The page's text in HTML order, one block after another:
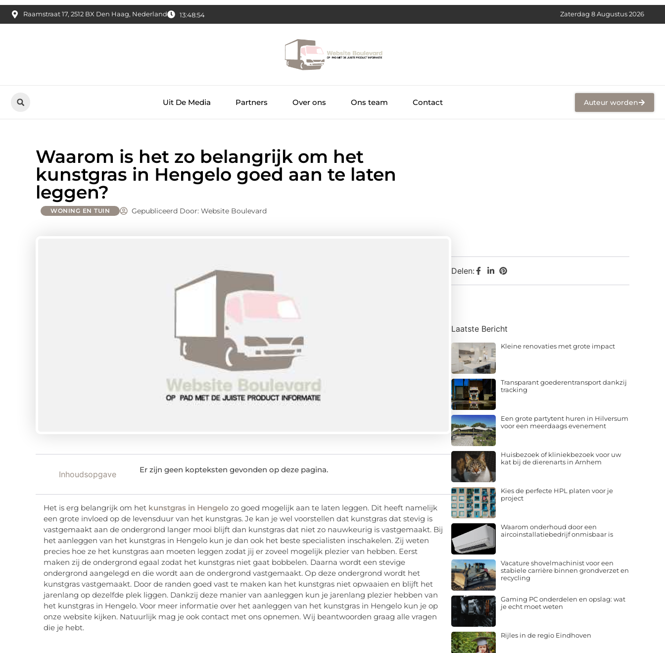
Uit De Media Auteur worden
Waarom is het zo belangrijk om het
kunstgras in Hengelo goed aan te laten
leggen?
WONING EN TUIN Gepubliceerd Door: Website Boulevard
Inhoudsopgave Er zijn geen kopteksten gevonden op deze pagina.
Het is erg belangrijk om het kunstgras in Hengelo zo goed mogelijk aan te laten leggen. Dit heeft namelijk
een grote invloed op de levensduur van het kunstgras. Je kan je wel voorstellen dat kunstgras dat stevig is
vastgemaakt aan de ondergrond langer mooi blijft dan kunstgras dat niet zo nauwkeurig is vastgemaakt. Bij
het aanleggen van het kunstgras in Hengelo kun je dan ook het beste specialisten inschakelen. Zij weten
precies hoe ze het kunstgras aan moeten leggen zodat jij er zoveel mogelijk plezier van hebben. Eerst
maken zij de ondergrond egaal zodat het kunstgras niet gaat bobbelen. Daarna wordt een stevige
ondergrond aangelegd en die wordt aan de ondergrond vastgemaakt. Op deze ondergrond wordt het
kunstgras vastgemaakt. Door de randen goed vast te maken kan het kunstgras niet opwaaien en blijft het
jarenlang op dezelfde plek liggen. Dankzij deze manier van aanleggen kun je jarenlang plezier hebben van
het kunstgras in Hengelo. Voor meer informatie over het aanleggen van het kunstgras in Hengelo kun je op
onze website kijken. Natuurlijk mag je ook contact met ons opnemen. Wij beantwoorden graag alle vragen
die je hebt.
Delen:
Laatste Bericht
Kleine renovaties met grote impact
Transparant goederentransport dankzij
tracking
Een grote partytent huren in Hilversum
voor een meerdaags evenement
Huisbezoek of kliniekbezoek voor uw
kat bij de dierenarts in Arnhem
Kies de perfecte HPL platen voor je
project
Waarom onderhoud door een
aircoinstallatiebedrijf onmisbaar is
Vacature shovelmachinist voor een
stabiele carrière binnen grondverzet en
recycling
Gaming PC onderdelen en opslag: wat
je echt moet weten
Rijles in de regio Eindhoven